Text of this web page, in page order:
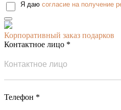
Я даю согласие на получение
Корпоративный заказ подарков
Контактное лицо *
Телефон *